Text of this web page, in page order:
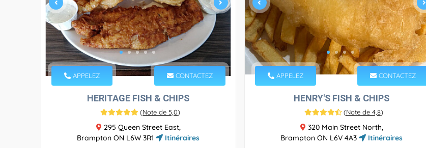
APPELEZ CONTACTEZ
HERITAGE FISH & CHIPS
(Note de 5,0)
295 Queen Street East,
Brampton ON L6W 3R1
Itinéraires
APPELEZ CONTACTEZ
HENRY'S FISH & CHIPS
(Note de 4,8)
320 Main Street North,
Brampton ON L6V 4A3
Itinéraires